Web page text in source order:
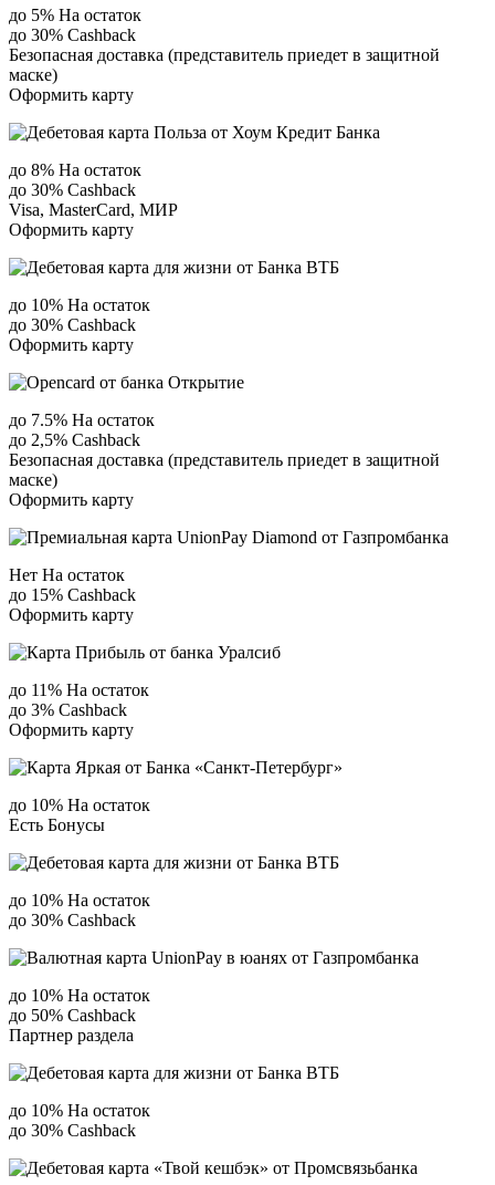
до 5% На остаток
до 30% Сashback
Безопасная доставка (представитель приедет в защитной
маске)
Оформить карту
до 8% На остаток
до 30% Сashback
Visa, MasterCard, МИР
Оформить карту
до 10% На остаток
до 30% Сashback
Оформить карту
до 7.5% На остаток
до 2,5% Сashback
Безопасная доставка (представитель приедет в защитной
маске)
Оформить карту
Нет На остаток
до 15% Сashback
Оформить карту
до 11% На остаток
до 3% Сashback
Оформить карту
до 10% На остаток
Есть Бонусы
до 10% На остаток
до 30% Сashback
до 10% На остаток
до 50% Сashback
Партнер раздела
до 10% На остаток
до 30% Сashback